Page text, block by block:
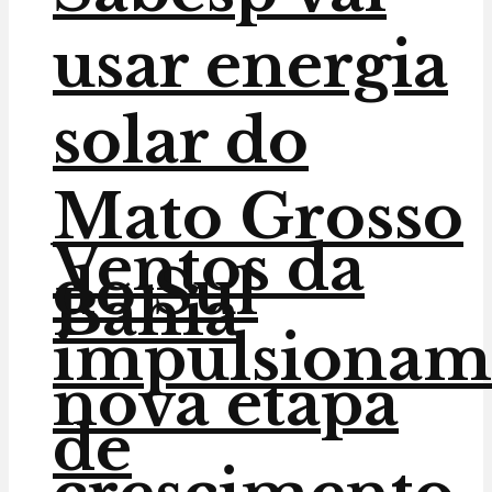
Ventos da
Bahia
impulsionam
nova etapa
de
usar energia
solar do
Mato Grosso
do Sul